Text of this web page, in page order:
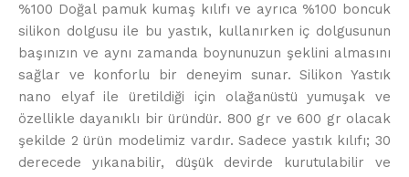
%100 Doğal pamuk kumaş kılıfı ve ayrıca %100 boncuk
silikon dolgusu ile bu yastık, kullanırken iç dolgusunun
başınızın ve aynı zamanda boynunuzun şeklini almasını
sağlar ve konforlu bir deneyim sunar. Silikon Yastık
nano elyaf ile üretildiği için olağanüstü yumuşak ve
özellikle dayanıklı bir üründür. 800 gr ve 600 gr olacak
şekilde 2 ürün modelimiz vardır. Sadece yastık kılıfı; 30
derecede yıkanabilir, düşük devirde kurutulabilir ve